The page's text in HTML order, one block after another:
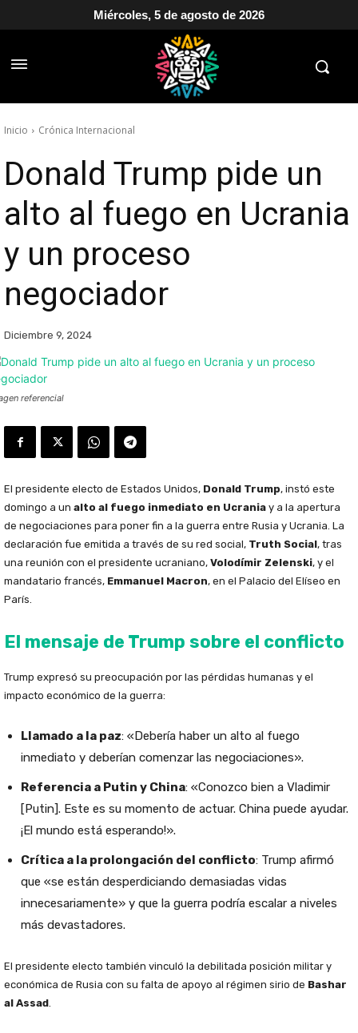
Miércoles, 5 de agosto de 2026
Inicio Crónica Internacional
Donald Trump pide un
alto al fuego en Ucrania
y un proceso
negociador
Diciembre 9, 2024
referencial
El presidente electo de Estados Unidos, Donald Trump, instó este
domingo a un alto al fuego inmediato en Ucrania y a la apertura
de negociaciones para poner fin a la guerra entre Rusia y Ucrania. La
declaración fue emitida a través de su red social, Truth Social, tras
una reunión con el presidente ucraniano, Volodímir Zelenski, y el
mandatario francés, Emmanuel Macron, en el Palacio del Elíseo en
París.
El mensaje de Trump sobre el conflicto
Trump expresó su preocupación por las pérdidas humanas y el
impacto económico de la guerra:
Llamado a la paz: «Debería haber un alto al fuego
inmediato y deberían comenzar las negociaciones».
Referencia a Putin y China: «Conozco bien a Vladimir
[Putin]. Este es su momento de actuar. China puede ayudar.
¡El mundo está esperando!».
Crítica a la prolongación del conflicto: Trump afirmó
que «se están desperdiciando demasiadas vidas
innecesariamente» y que la guerra podría escalar a niveles
más devastadores.
El presidente electo también vinculó la debilitada posición militar y
económica de Rusia con su falta de apoyo al régimen sirio de Bashar
al Assad.